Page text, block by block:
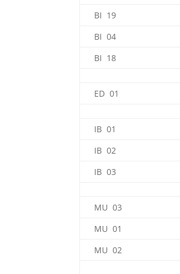
BI 19
BI 04
BI 18
ED 01
IB 01
IB 02
IB 03
MU 03
MU 01
MU 02